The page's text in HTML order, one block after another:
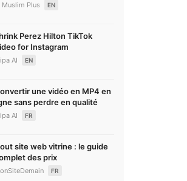
Muslim Plus EN
Perez Hilton TikTok
for Instagram
AI EN
une vidéo en MP4 en
sans perdre en qualité
AI FR
site web vitrine : le guide
des prix
FR